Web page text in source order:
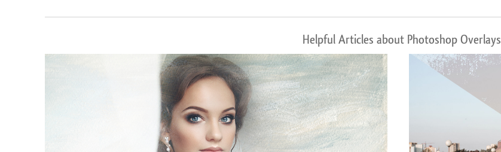
Helpful Articles about Photoshop Overlays